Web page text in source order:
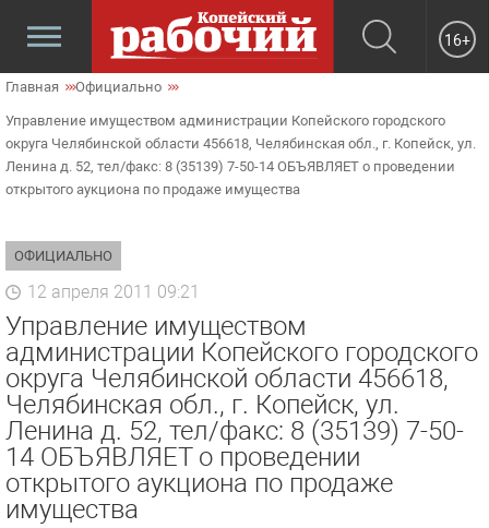
16+
Главная Официально
Управление имуществом администрации Копейского городского
округа Челябинской области 456618, Челябинская обл., г. Копейск, ул.
Ленина д. 52, тел/факс: 8 (35139) 7-50-14 ОБЪЯВЛЯЕТ о проведении
открытого аукциона по продаже имущества
ОФИЦИАЛЬНО
12 апреля 2011 09:21
Управление имуществом
администрации Копейского городского
округа Челябинской области 456618,
Челябинская обл., г. Копейск, ул.
Ленина д. 52, тел/факс: 8 (35139) 7-50-
14 ОБЪЯВЛЯЕТ о проведении
открытого аукциона по продаже
имущества